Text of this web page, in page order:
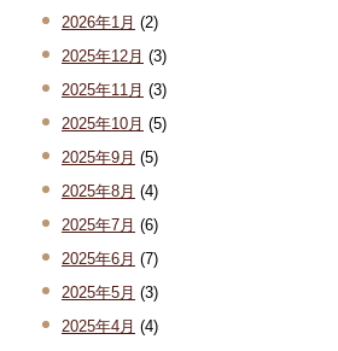
2026年1月 (2)
2025年12月 (3)
2025年11月 (3)
2025年10月 (5)
2025年9月 (5)
2025年8月 (4)
2025年7月 (6)
2025年6月 (7)
2025年5月 (3)
2025年4月 (4)